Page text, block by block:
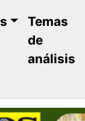
Temas
de
análisis